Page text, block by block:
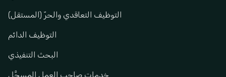
التوظيف التعاقدي والحرّ (المستقل)
التوظيف الدائم
البحث التنفيذي
خدمات صاحب العمل المسجَّل